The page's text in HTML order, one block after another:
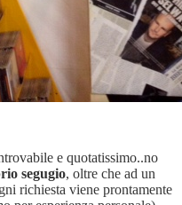
e quotatissimo..no
segugio, oltre che ad un
richiesta viene prontamente